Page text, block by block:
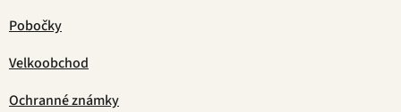
Pobočky
Velkoobchod
Ochranné známky